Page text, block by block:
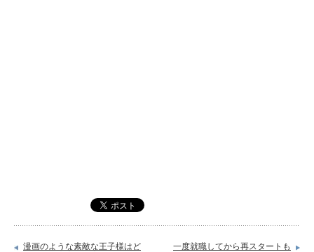
漫画のような素敵な王子様はど
一度就職してから再スタートも